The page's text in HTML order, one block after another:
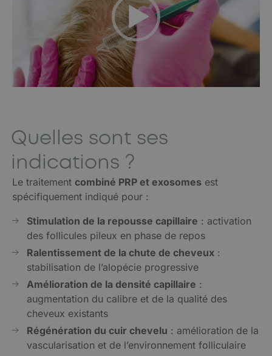
Quelles sont ses
indications ?
Le traitement combiné PRP et exosomes est
spécifiquement indiqué pour :
Stimulation de la repousse capillaire : activation
des follicules pileux en phase de repos
Ralentissement de la chute de cheveux :
stabilisation de l’alopécie progressive
Amélioration de la densité capillaire :
augmentation du calibre et de la qualité des
cheveux existants
Régénération du cuir chevelu : amélioration de la
vascularisation et de l’environnement folliculaire